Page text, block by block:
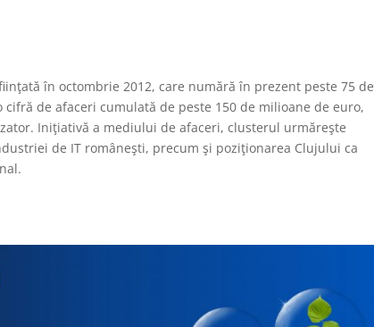
în octombrie 2012, care numără în prezent peste 75 de
de afaceri cumulată de peste 150 de milioane de euro,
Iniţiativă a mediului de afaceri, clusterul urmăreşte
de IT româneşti, precum şi poziţionarea Clujului ca